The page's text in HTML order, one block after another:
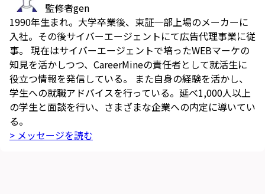
監修者gen
1990年生まれ。大学卒業後、東証一部上場のメーカーに
入社。その後サイバーエージェントにて広告代理事業に従
事。 現在はサイバーエージェントで培ったWEBマーケの
知見を活かしつつ、CareerMineの責任者として就活生に
役立つ情報を発信している。 また自身の経験を活かし、
学生への就職アドバイスを行っている。延べ1,000人以上
の学生と面談を行い、さまざまな企業への内定に導いてい
る。
> メッセージを読む